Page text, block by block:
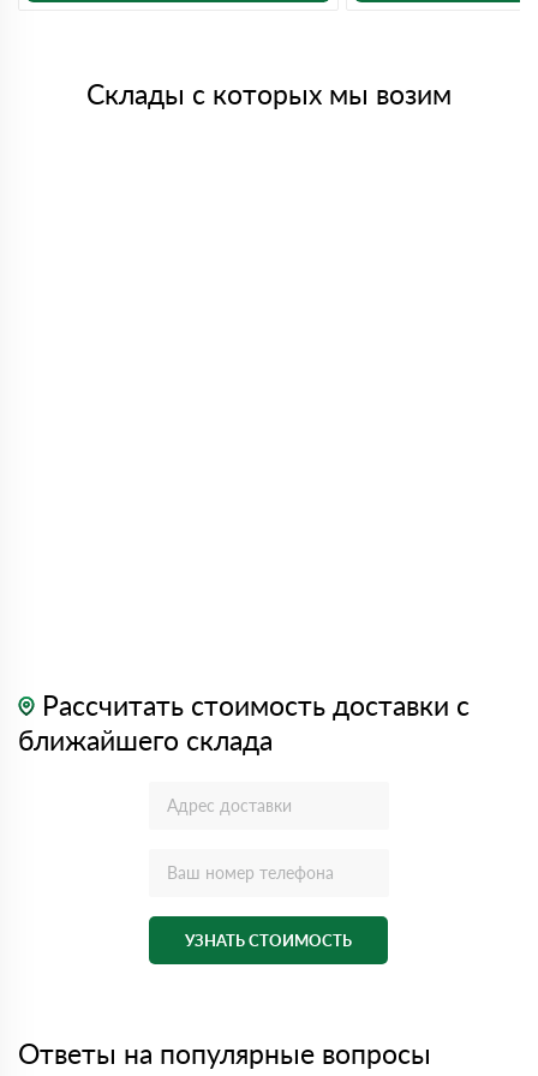
Склады с которых мы возим
Рассчитать стоимость доставки с
ближайшего склада
УЗНАТЬ СТОИМОСТЬ
Ответы на популярные вопросы